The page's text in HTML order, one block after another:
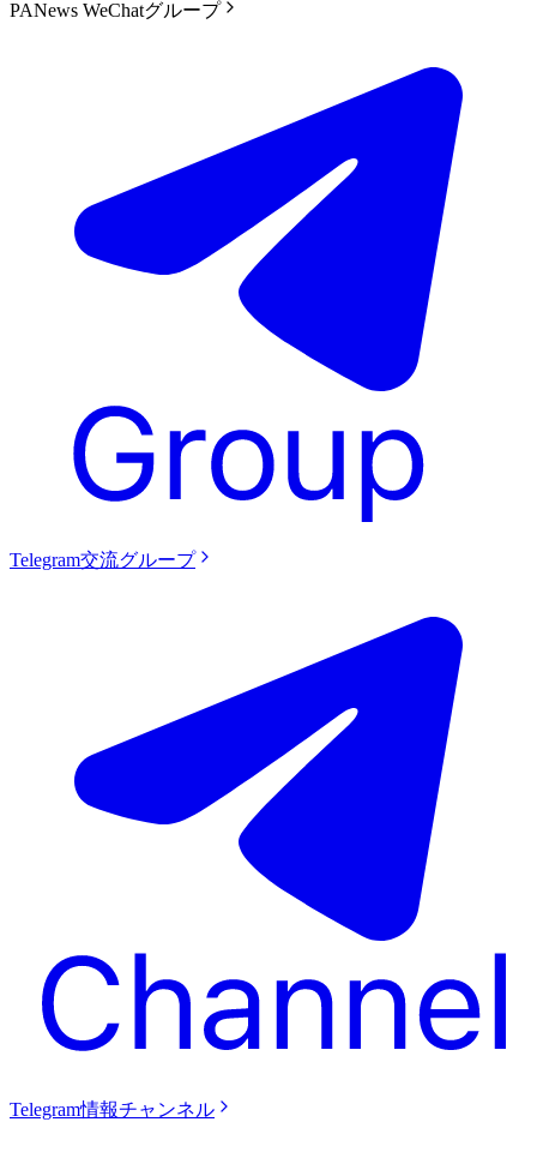
PANews WeChatグループ
Telegram交流グループ
Telegram情報チャンネル